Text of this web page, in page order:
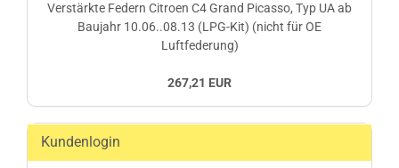
Verstärkte Federn Citroen C4 Grand Picasso, Typ UA ab
Baujahr 10.06..08.13 (LPG-Kit) (nicht für OE
Luftfederung)
267,21 EUR
Kundenlogin